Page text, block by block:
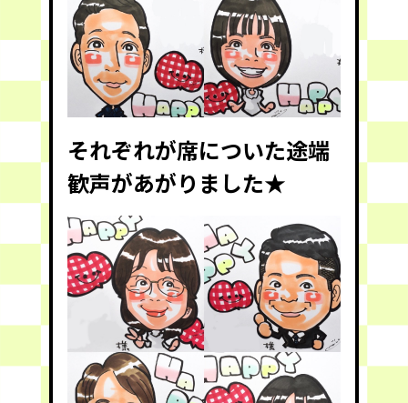
それぞれが席についた途端
歓声があがりました★